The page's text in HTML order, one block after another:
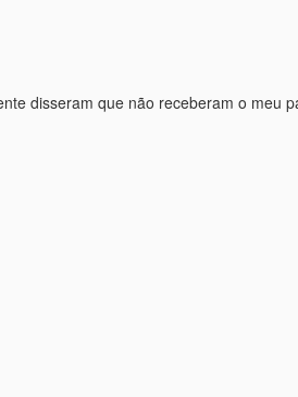
disseram que não receberam o meu